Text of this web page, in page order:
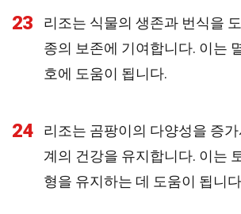
23
리조는 식물의 생존과 번식을
종의 보존에 기여합니다. 이는
호에 도움이 됩니다.
24
리조는 곰팡이의 다양성을 증
계의 건강을 유지합니다. 이는
형을 유지하는 데 도움이 됩니